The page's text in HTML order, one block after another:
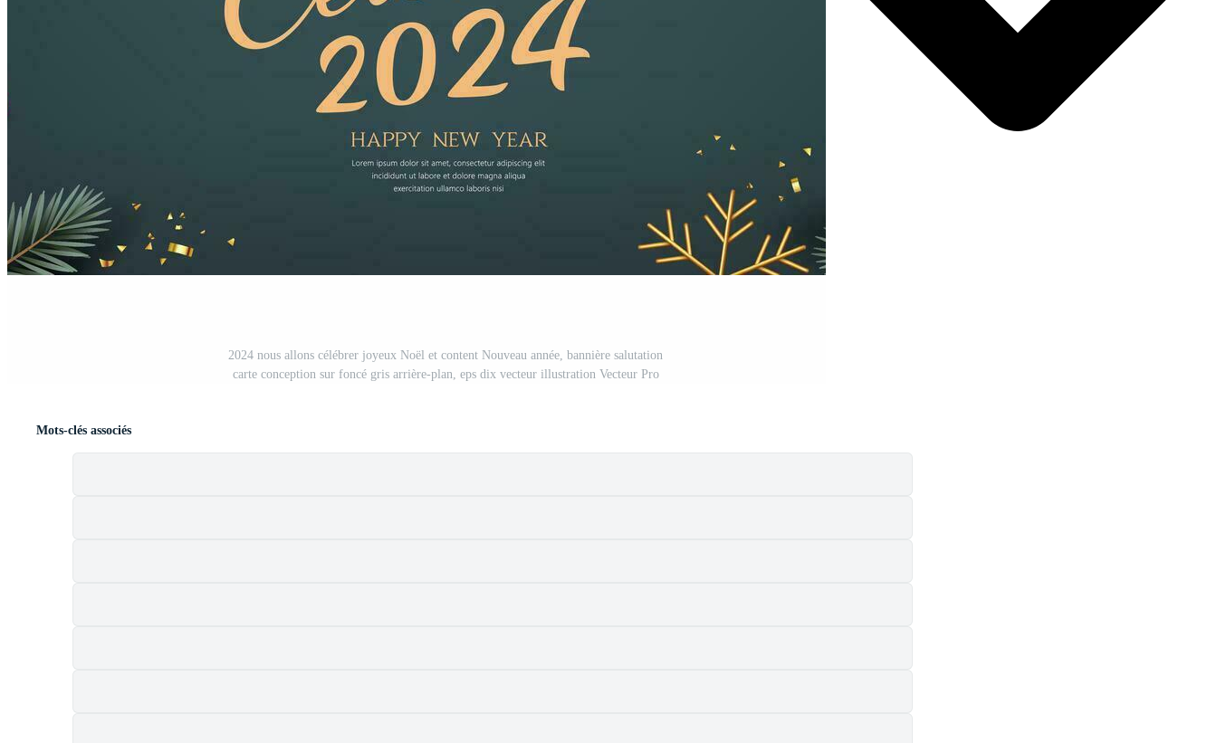
2024 nous allons célébrer joyeux Noël et content Nouveau année, bannière salutation
carte conception sur foncé gris arrière-plan, eps dix vecteur illustration Vecteur Pro
Mots-clés associés